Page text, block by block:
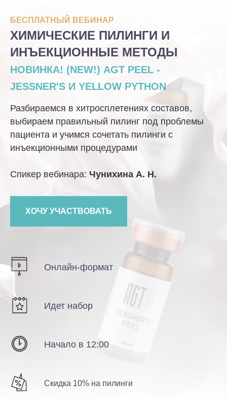
БЕСПЛАТНЫЙ ВЕБИНАР
ХИМИЧЕСКИЕ ПИЛИНГИ И
ИНЪЕКЦИОННЫЕ МЕТОДЫ
НОВИНКА! (NEW!) AGT PEEL -
JESSNER'S И YELLOW PYTHON
Разбираемся в хитросплетениях составов,
выбираем правильный пилинг под проблемы
пациента и учимся сочетать пилинги с
инъекционными процедурами
Спикер вебинара: Чунихина А. Н.
ХОЧУ УЧАСТВОВАТЬ
Онлайн-формат
Идет набор
Начало в 12:00
Скидка 10% на пилинги